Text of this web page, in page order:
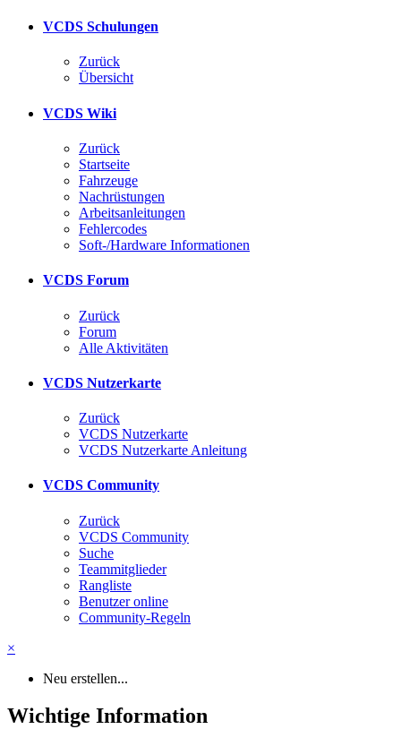
VCDS Schulungen
Zurück
Übersicht
VCDS Wiki
Zurück
Startseite
Fahrzeuge
Nachrüstungen
Arbeitsanleitungen
Fehlercodes
Soft-/Hardware Informationen
VCDS Forum
Zurück
Forum
Alle Aktivitäten
VCDS Nutzerkarte
Zurück
VCDS Nutzerkarte
VCDS Nutzerkarte Anleitung
VCDS Community
Zurück
VCDS Community
Suche
Teammitglieder
Rangliste
Benutzer online
Community-Regeln
×
Neu erstellen...
Wichtige Information